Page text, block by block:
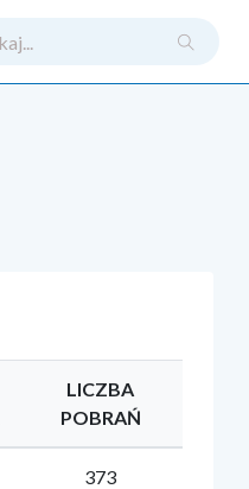
LICZBA
POBRAŃ
373